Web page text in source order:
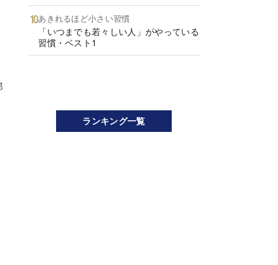
あきれるほど小さい習慣
「いつまでも若々しい人」がやっている
習慣・ベスト1
ランキング一覧